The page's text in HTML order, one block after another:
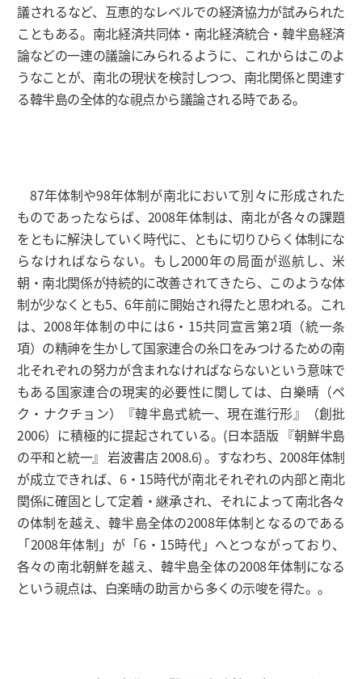
議されるなど、互恵的なレベルでの経済協力が試みられた
こともある。南北経済共同体・南北経済統合・韓半島経済
論などの一連の議論にみられるように、これからはこのよ
うなことが、南北の現状を検討しつつ、南北関係と関連す
る韓半島の全体的な視点から議論される時である。
87年体制や98年体制が南北において別々に形成された
ものであったならば、2008年体制は、南北が各々の課題
をともに解決していく時代に、ともに切りひらく体制にな
らなければならない。もし2000年の局面が巡航し、米
朝・南北関係が持続的に改善されてきたら、このような体
制が少なくとも5、6年前に開始され得たと思われる。これ
は、2008年体制の中には6・15共同宣言第2項（統一条
項）の精神を生かして国家連合の糸口をみつけるための南
北それぞれの努力が含まれなければならないという意味で
もある国家連合の現実的必要性に関しては、白樂晴（ペ
ク・ナクチョン）『韓半島式統一、現在進行形』（創批
2006）に積極的に提起されている。(日本語版 『朝鮮半島
の平和と統一』 岩波書店 2008.6) 。すなわち、2008年体制
が成立できれば、6・15時代が南北それぞれの内部と南北
関係に確固として定着・継承され、それによって南北各々
の体制を越え、韓半島全体の2008年体制となるのである
「2008年体制」が「6・15時代」へとつながっており、
各々の南北朝鮮を越え、韓半島全体の2008年体制になる
という視点は、白楽晴の助言から多くの示唆を得た。。